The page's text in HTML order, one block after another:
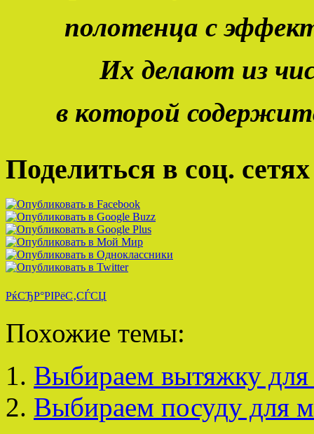
полотенца с
Их делают из
в которой
Поделиться в соц. сетях
РќСЂР°РІРёС‚СЃСЏ
Похожие темы:
Выбираем вытяжку для
Выбираем посуду для